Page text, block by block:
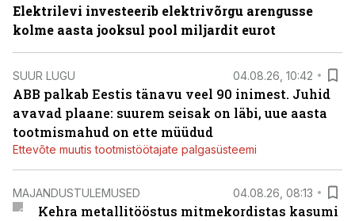
Elektrilevi investeerib elektrivõrgu arengusse
kolme aasta jooksul pool miljardit eurot
SUUR LUGU 04.08.26, 10:42
ABB palkab Eestis tänavu veel 90 inimest. Juhid
avavad plaane: suurem seisak on läbi, uue aasta
tootmismahud on ette müüdud
Ettevõte muutis tootmistöötajate palgasüsteemi
MAJANDUSTULEMUSED 04.08.26, 08:13
Kehra metallitööstus mitmekordistas kasumi